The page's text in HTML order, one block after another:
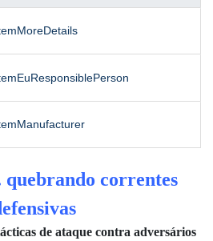
quebrando correntes
de ataque contra adversários